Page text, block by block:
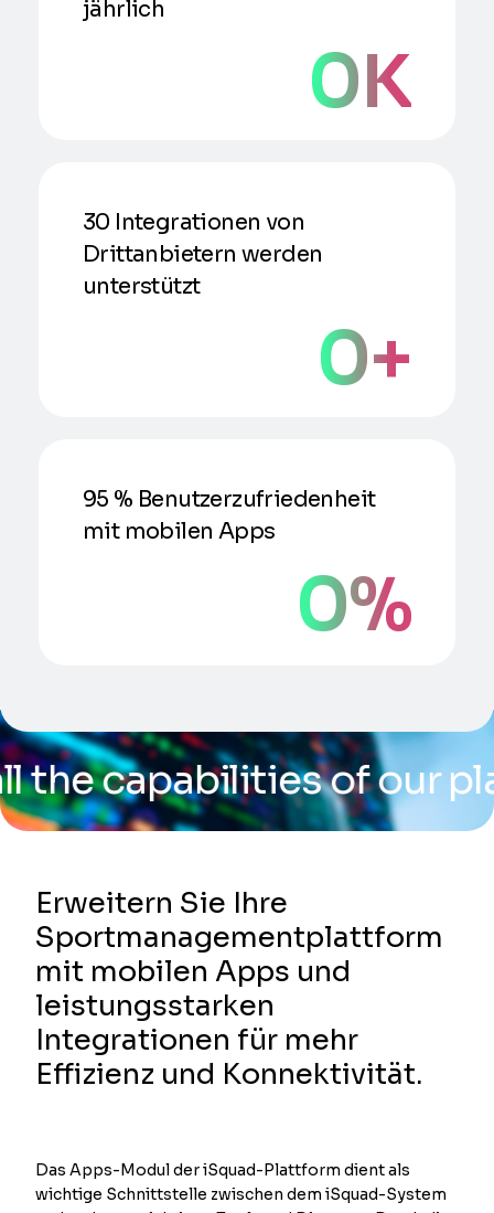
jährlich
0K
30 Integrationen von
Drittanbietern werden
unterstützt
0+
95 % Benutzerzufriedenheit
mit mobilen Apps
0%
of our platform/
Erweitern Sie Ihre
Sportmanagementplattform
mit mobilen Apps und
leistungsstarken
Integrationen für mehr
Effizienz und Konnektivität.
Das Apps-Modul der iSquad-Plattform dient als
wichtige Schnittstelle zwischen dem iSquad-System